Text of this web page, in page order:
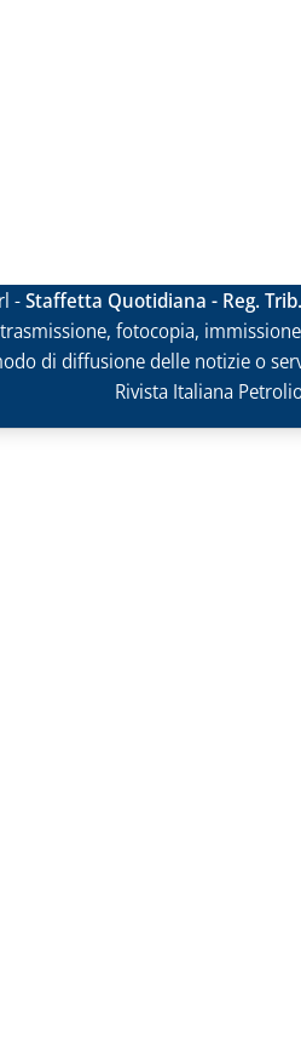
-Staffetta Quotidiana - Reg.
fotocopia,
di diffusione delle notizie o
Rivista Italiana